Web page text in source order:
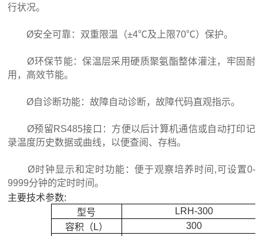
行状况。
Ø安全可靠：双重限温（±4℃及上限70℃）保护。
Ø环保节能：保温层采用硬质聚氨酯整体灌注，牢固耐
用，高效节能。
Ø自诊断功能：故障自动诊断，故障代码直观指示。
Ø预留RS485接口：方便以后计算机通信或自动打印记
录温度历史数据或曲线，以便查阅、存档。
Ø时钟显示和定时功能：便于观察培养时间,可设置0-
9999分钟的定时时间。
主要技术参数:
型号
LRH-300
容积（L）
300